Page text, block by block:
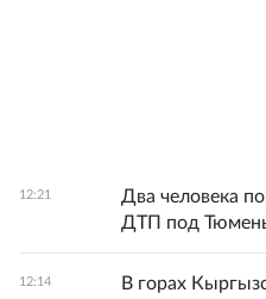
12:21
Два человека
ДТП под
12:14
В горах